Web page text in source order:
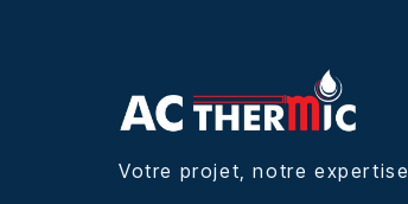
Votre projet, notre expertise